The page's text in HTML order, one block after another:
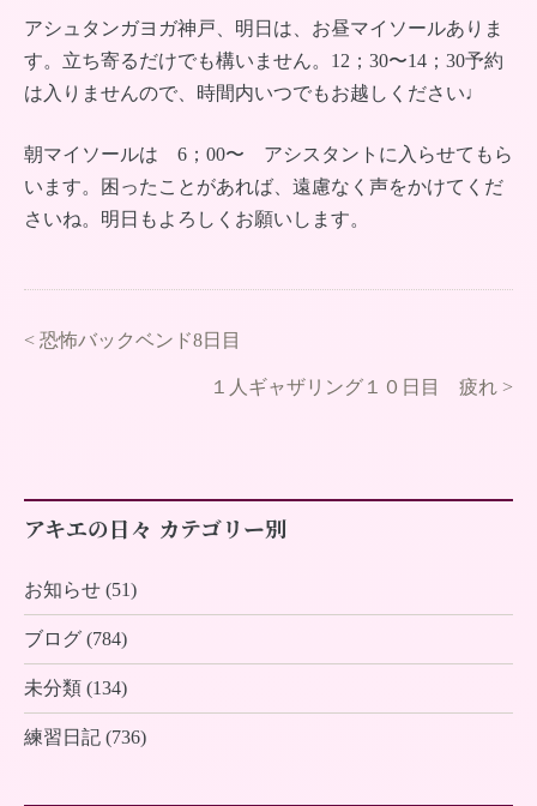
アシュタンガヨガ神戸、明日は、お昼マイソールありま
す。立ち寄るだけでも構いません。12；30〜14；30予約
は入りませんので、時間内いつでもお越しください♩
朝マイソールは 6；00〜 アシスタントに入らせてもら
います。困ったことがあれば、遠慮なく声をかけてくだ
さいね。明日もよろしくお願いします。
< 恐怖バックベンド8日目
１人ギャザリング１０日目 疲れ >
アキエの日々 カテゴリー別
お知らせ (51)
ブログ (784)
未分類 (134)
練習日記 (736)